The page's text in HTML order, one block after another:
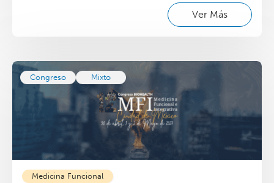
Ver Más
Congreso Mixto
Medicina Funcional